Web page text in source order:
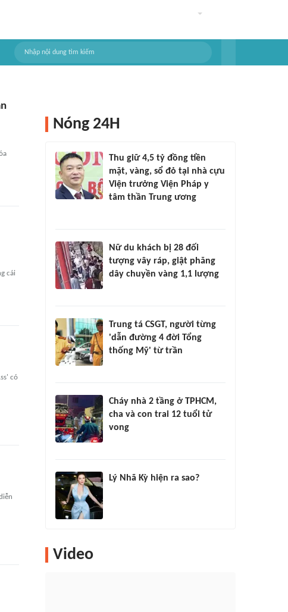
cái
có
Nóng 24H
Thu giữ 4,5 tỷ đồng tiền
mặt, vàng, sổ đỏ tại nhà cựu
Viện trưởng Viện Pháp y
tâm thần Trung ương
Nữ du khách bị 28 đối
tượng vây ráp, giật phăng
dây chuyền vàng 1,1 lượng
Trung tá CSGT, người từng
'dẫn đường 4 đời Tổng
thống Mỹ' từ trần
Cháy nhà 2 tầng ở TPHCM,
cha và con trai 12 tuổi tử
vong
Lý Nhã Kỳ hiện ra sao?
Video